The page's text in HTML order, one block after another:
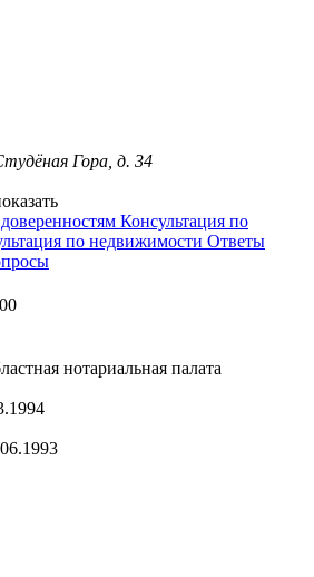
Гора, д. 34
Консультация по
по недвижимости Ответы
нотариальная палата